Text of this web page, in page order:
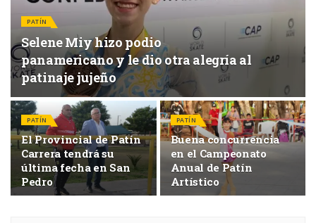
PATÍN
Selene Miy hizo podio
panamericano y le dio otra alegría al
patinaje jujeño
PATÍN
El Provincial de Patín
Carrera tendrá su
última fecha en San
Pedro
PATÍN
Buena concurrencia
en el Campeonato
Anual de Patín
Artístico